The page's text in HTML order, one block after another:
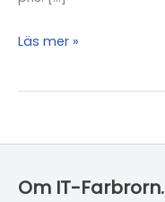
Ska
köpa
eller
Läs mer »
Om IT-Farbrorn.